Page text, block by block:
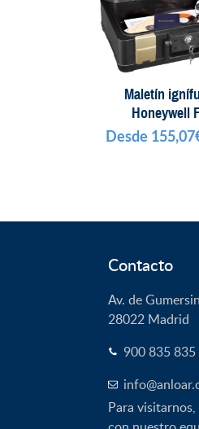
Maletín
Honeywell
Desde 155,07
Contacto
Av. de
28022 Madrid
900 835 835
Para